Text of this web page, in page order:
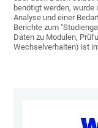
benötigt werden,
Analyse und einer
Berichte zum
Daten zu Modulen,
Wechselverhalten) ist